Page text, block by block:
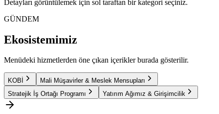
Detayları görüntülemek için sol taraftan bir kategori seçiniz.
GÜNDEM
Ekosistemimiz
Menüdeki hizmetlerden öne çıkan içerikler burada gösterilir.
KOBİ
Mali Müşavirler & Meslek Mensupları
Stratejik İş Ortağı Programı
Yatırım Ağımız & Girişimcilik